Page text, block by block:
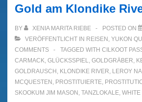
Gold am Klondike
BY XENIA MARITA RIEBE POSTED ON
VERÖFFENTLICHT IN REISEN , YUKON
COMMENTS
TAGGED WITH CILKOOT
CARMACK, GLÜCKSSPIEL, GOLDGRÄBER,
GOLDRAUSCH , KLONDIKE RIVER, LEROY
MCQUESTEN , PROSTITUIERTE,
SKOOKUM JIM MASON , TANZLOKALE, WHITE